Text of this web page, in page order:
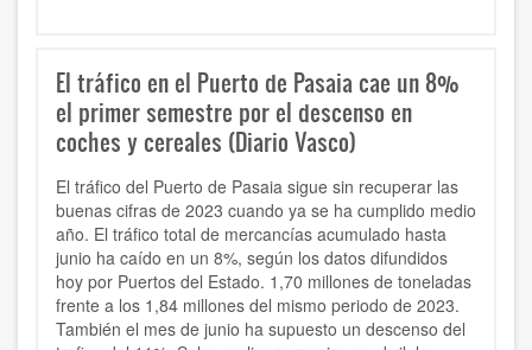
El tráfico en el Puerto de Pasaia cae un 8%
el primer semestre por el descenso en
coches y cereales (Diario Vasco)
El tráfico del Puerto de Pasaia sigue sin recuperar las
buenas cifras de 2023 cuando ya se ha cumplido medio
año. El tráfico total de mercancías acumulado hasta
junio ha caído en un 8%, según los datos difundidos
hoy por Puertos del Estado. 1,70 millones de toneladas
frente a los 1,84 millones del mismo periodo de 2023.
También el mes de junio ha supuesto un descenso del